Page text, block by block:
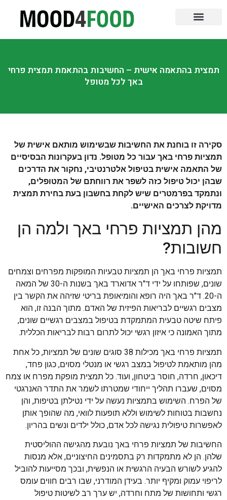
תמצית בהתאמה אישית – החשיבות בהתאמת תמצית פרחי
באך לכל מטופל
סקירה זו בוחנת את החשיבות שבשימוש מותאם אישית של
תמציות פרחי באך עבור כל מטופל. נדון בעקרונות הבסיסיים
של התאמה אישית בטיפול אלטרנטיבי, נחקור את הדרכים
שבהן יכול טיפול כזה לשפר את רווחתם של המטופלים,
ונתמקד בפרמטרים שיש לקחת בחשבון בעת בחירת תמצית
מדויקת לצרכים האישיים.
מהן תמציות פרחי באך ולמה הן
חשובות?
תמציות פרחי באך הן תמציות טבעיות המופקות מפרחים וצמחים
שונים, שפותחו על ידי ד"ר אדוארד באך בשנות ה-30 של המאה
ה-20. ד"ר באך היה רופא והומיאופת בריטי שזיהה את הקשר בין
מצבים רגשיים לבריאות הפיזית של האדם. מתוך הבנה זו, הוא
פיתח שיטה טבעית המתמקדת בטיפול במצבים רגשיים שונים,
מתוך האמונה כי איזון רגשי יכול לתרום רבות לבריאות הכללית.
תמציות פרחי באך מכילות 38 סוגים שונים של תמציות, כל אחת
מהן מותאמת לטיפול במצב רגשי או מנטלי מסוים, כגון פחד,
דיכאון, חרדה, חוסר ביטחון, ועוד. כל תמצית מופקת מפרח או צמח
מסוים, שעברו תהליך ייחודי שמטרתו לשמר את התדר האנרגטי
של הפרח. השימוש בתמציות נעשה על ידי נטילתן בטיפות, והן
נחשבות בטוחות לשימוש וללא תופעות לוואי, מה שהופך אותן
לאפשרות טיפולית נגישה לכל אדם, כולל ילדים ונשים בהריון.
החשיבות של תמציות פרחי באך נובעת מהגישה ההוליסטית
שלהן. הן לא מתמקדות רק בתסמינים החיצוניים, אלא מנסות
להגיע לשורש הבעיה הרגשית או הנפשית, ובכך מסייעות להוביל
לריפוי עמוק ומקיף יותר. בעידן המודרני, שבו רבים חווים עומס
רגשי ותחושות של מתח וחרדה, יש ערך רב לשיטות טיפול